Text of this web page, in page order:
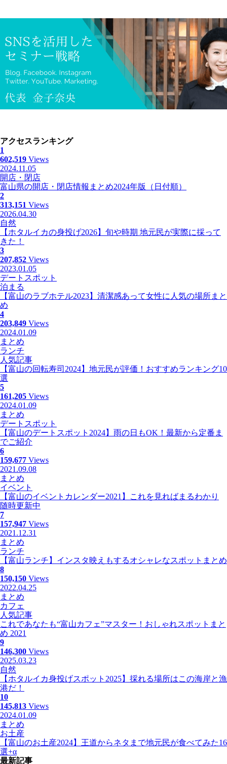
アクセスランキング
1
602,519 Views
2024.11.05
開店・閉店
富山県の開店・閉店情報まとめ2024年版（日付順）
2
313,151 Views
2026.04.30
自然
【ホタルイカの身投げ2026】旬や時期 地元民が実際に採って
きた！
3
207,852 Views
2023.01.05
デートスポット
泊まる
【富山のラブホテル2023】清潔感あって女性に人気の場所まと
め
4
203,849 Views
2024.01.09
まとめ
ランチ
人気記事
【富山の回転寿司2024】地元民が評価！おすすめランキング10
選
5
161,205 Views
2024.01.09
まとめ
デートスポット
【富山のデートスポット2024】雨の日もOK！最新から定番ま
でご紹介
6
159,677 Views
2021.09.08
まとめ
イベント
【富山のイベントカレンダー2021】これを見ればまるわかり
随時更新中
7
157,947 Views
2021.12.31
まとめ
ランチ
【富山ランチ】インスタ映えもするオシャレなスポットまとめ
8
150,150 Views
2022.04.25
まとめ
カフェ
人気記事
これであなたも“富山カフェ”マスター！おしゃれスポットまと
め 2021
9
146,300 Views
2025.03.23
自然
【ホタルイカ身投げスポット2025】採れる場所はこの海岸と漁
港だ！
10
145,813 Views
2024.01.09
まとめ
お土産
【富山のお土産2024】王道からネタまで地元民が食べてみた16
選+α
最新記事